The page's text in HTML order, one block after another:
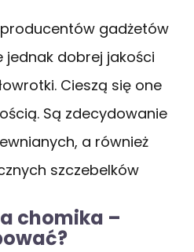
gadżetów
jednak dobrej jakości
Cieszą się one
Są zdecydowanie
a również
szczebelków
chomika –